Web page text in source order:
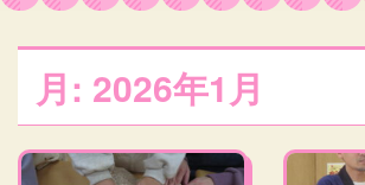
月: 2026年1月